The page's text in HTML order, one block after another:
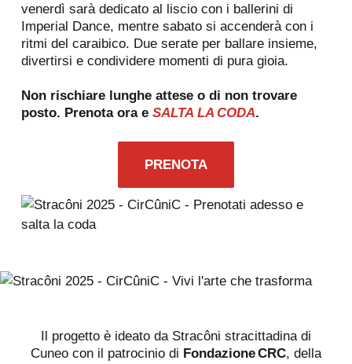
venerdì sarà dedicato al liscio con i ballerini di
Imperial Dance, mentre sabato si accenderà con i
ritmi del caraibico. Due serate per ballare insieme,
divertirsi e condividere momenti di pura gioia.
Non rischiare lunghe attese o di non trovare
posto. Prenota ora e SALTA LA CODA.
PRENOTA
Il progetto è ideato da Stracôni stracittadina di
Cuneo con il patrocinio di Fondazione CRC, della